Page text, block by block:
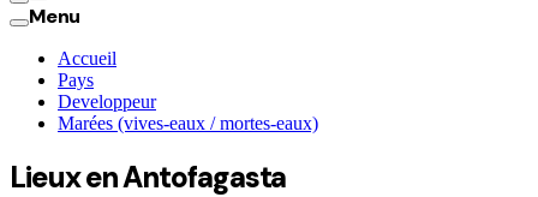
Menu
Accueil
Pays
Developpeur
Marées (vives-eaux / mortes-eaux)
Lieux en Antofagasta